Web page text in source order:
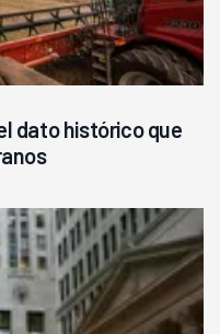
dato histórico que